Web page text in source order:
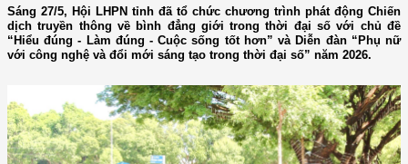
Sáng 27/5, Hội LHPN tỉnh đã tổ chức chương trình phát động Chiến
dịch truyền thông về bình đẳng giới trong thời đại số với chủ đề
“Hiểu đúng - Làm đúng - Cuộc sống tốt hơn” và Diễn đàn “Phụ nữ
với công nghệ và đổi mới sáng tạo trong thời đại số” năm 2026.